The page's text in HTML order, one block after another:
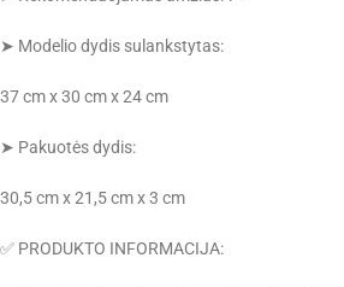
➤ Modelio dydis sulankstytas:
37 cm x 30 cm x 24 cm
➤ Pakuotės dydis:
30,5 cm x 21,5 cm x 3 cm
✅ PRODUKTO INFORMACIJA: